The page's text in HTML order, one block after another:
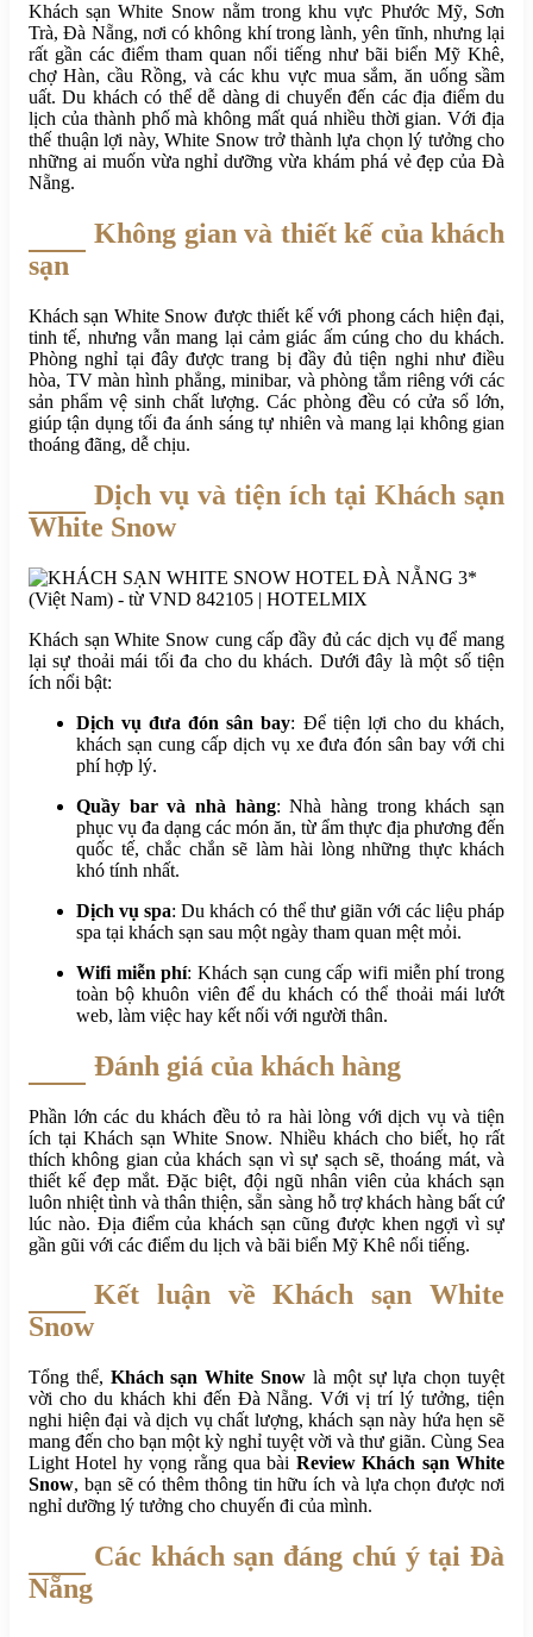
Khách sạn White Snow nằm trong khu vực Phước Mỹ, Sơn
Trà, Đà Nẵng, nơi có không khí trong lành, yên tĩnh, nhưng lại
rất gần các điểm tham quan nổi tiếng như bãi biển Mỹ Khê,
chợ Hàn, cầu Rồng, và các khu vực mua sắm, ăn uống sầm
uất. Du khách có thể dễ dàng di chuyển đến các địa điểm du
lịch của thành phố mà không mất quá nhiều thời gian. Với địa
thế thuận lợi này, White Snow trở thành lựa chọn lý tưởng cho
những ai muốn vừa nghỉ dưỡng vừa khám phá vẻ đẹp của Đà
Nẵng.
Không gian và thiết kế của khách
sạn
Khách sạn White Snow được thiết kế với phong cách hiện đại,
tinh tế, nhưng vẫn mang lại cảm giác ấm cúng cho du khách.
Phòng nghỉ tại đây được trang bị đầy đủ tiện nghi như điều
hòa, TV màn hình phẳng, minibar, và phòng tắm riêng với các
sản phẩm vệ sinh chất lượng. Các phòng đều có cửa sổ lớn,
giúp tận dụng tối đa ánh sáng tự nhiên và mang lại không gian
thoáng đãng, dễ chịu.
Dịch vụ và tiện ích tại Khách sạn
White Snow
Khách sạn White Snow cung cấp đầy đủ các dịch vụ để mang
lại sự thoải mái tối đa cho du khách. Dưới đây là một số tiện
ích nổi bật:
Dịch vụ đưa đón sân bay: Để tiện lợi cho du khách,
khách sạn cung cấp dịch vụ xe đưa đón sân bay với chi
phí hợp lý.
Quầy bar và nhà hàng: Nhà hàng trong khách sạn
phục vụ đa dạng các món ăn, từ ẩm thực địa phương đến
quốc tế, chắc chắn sẽ làm hài lòng những thực khách
khó tính nhất.
Dịch vụ spa: Du khách có thể thư giãn với các liệu pháp
spa tại khách sạn sau một ngày tham quan mệt mỏi.
Wifi miễn phí: Khách sạn cung cấp wifi miễn phí trong
toàn bộ khuôn viên để du khách có thể thoải mái lướt
web, làm việc hay kết nối với người thân.
Đánh giá của khách hàng
Phần lớn các du khách đều tỏ ra hài lòng với dịch vụ và tiện
ích tại Khách sạn White Snow. Nhiều khách cho biết, họ rất
thích không gian của khách sạn vì sự sạch sẽ, thoáng mát, và
thiết kế đẹp mắt. Đặc biệt, đội ngũ nhân viên của khách sạn
luôn nhiệt tình và thân thiện, sẵn sàng hỗ trợ khách hàng bất cứ
lúc nào. Địa điểm của khách sạn cũng được khen ngợi vì sự
gần gũi với các điểm du lịch và bãi biển Mỹ Khê nổi tiếng.
Kết luận về Khách sạn White
Snow
Tổng thể, Khách sạn White Snow là một sự lựa chọn tuyệt
vời cho du khách khi đến Đà Nẵng. Với vị trí lý tưởng, tiện
nghi hiện đại và dịch vụ chất lượng, khách sạn này hứa hẹn sẽ
mang đến cho bạn một kỳ nghỉ tuyệt vời và thư giãn. Cùng Sea
Light Hotel hy vọng rằng qua bài Review Khách sạn White
Snow, bạn sẽ có thêm thông tin hữu ích và lựa chọn được nơi
nghỉ dưỡng lý tưởng cho chuyến đi của mình.
Các khách sạn đáng chú ý tại Đà
Nẵng